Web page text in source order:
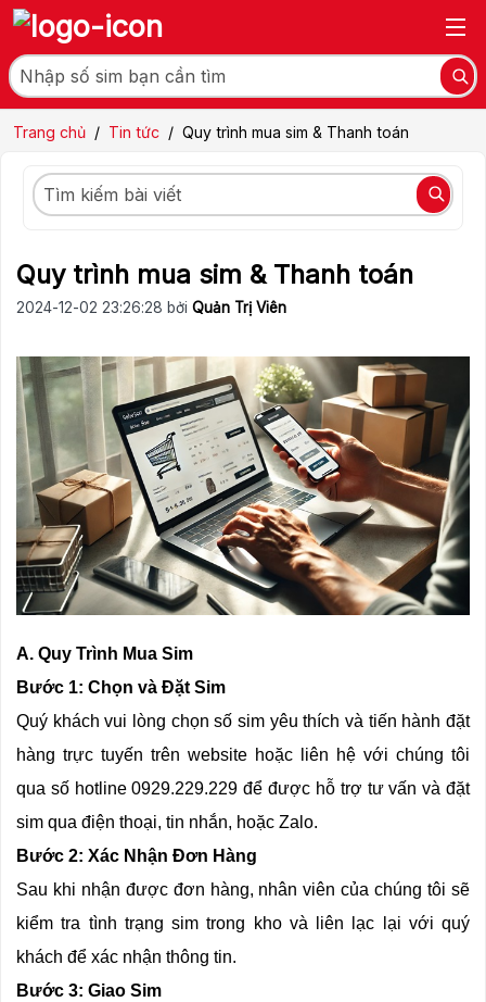
Trang chủ / Tin tức / Quy trình mua sim & Thanh toán
Quy trình mua sim & Thanh toán
2024-12-02 23:26:28 bởi Quản Trị Viên
A. Quy Trình Mua Sim
Bước 1: Chọn và Đặt Sim
Quý khách vui lòng chọn số sim yêu thích và tiến hành đặt
hàng trực tuyến trên website hoặc liên hệ với chúng tôi
qua số hotline 0929.229.229 để được hỗ trợ tư vấn và đặt
sim qua điện thoại, tin nhắn, hoặc Zalo.
Bước 2: Xác Nhận Đơn Hàng
Sau khi nhận được đơn hàng, nhân viên của chúng tôi sẽ
kiểm tra tình trạng sim trong kho và liên lạc lại với quý
khách để xác nhận thông tin.
Bước 3: Giao Sim